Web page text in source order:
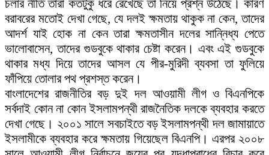
চলার নীতি তারা কতটুকু ধরে রেখেছে তা নিয়ে প্রশ্ন উঠেছে। কারণ
বরাবরের মতোই দেখা গেছে, যে দলই ক্ষমতায় থাকুক না কেন, তাদের
আদর্শ যাই হোক না কেন তারা ক্ষমতাসীন দলের সান্নিধ্য পেতে
ভালোবাসেন, তাদের গুডবুকে থাকার চেষ্টা করেন। এবং এই গুডবুকে
থাকার মধ্য দিয়ে তাদের আসল যে পীর-মুরিদী ব্যবসা তা ফুলিয়ে
ফাঁপিয়ে তোলার পথ প্রশস্ত করেন।
বাংলাদেশের রাজনীতির বড় দুই দল আওয়ামী লীগ ও বিএনপিকে
সর্বদাই কোন না কোন ইসলামপন্থী রাজনৈতিক দলকে ব্যবহার করতে
দেখা গেছে। ২০০১ সালে সবচাইতে বড় ইসলামপন্থী দল জামায়াতে
ইসলামীকে ব্যবহার করে ক্ষমতায় গিয়েছেল বিএনপি। এরপর ২০০৮